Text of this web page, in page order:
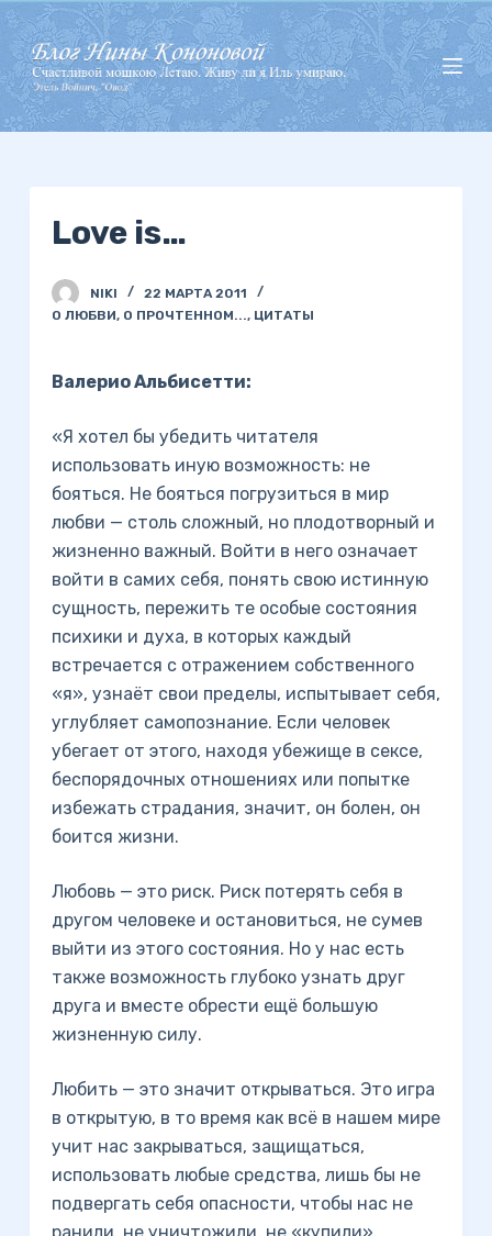
П
е
р
е
й
Love is…
NIKI
22 МАРТА 2011
О ЛЮБВИ, О ПРОЧТЕННОМ..., ЦИТАТЫ
Валерио Альбисетти:
«Я хотел бы убедить читателя
использовать иную возможность: не
бояться. Не бояться погрузиться в мир
любви — столь сложный, но плодотворный и
жизненно важный. Войти в него означает
войти в самих себя, понять свою истинную
сущность, пережить те особые состояния
психики и духа, в которых каждый
встречается с отражением собственного
«я», узнаёт свои пределы, испытывает себя,
углубляет самопознание. Если человек
убегает от этого, находя убежище в сексе,
беспорядочных отношениях или попытке
избежать страдания, значит, он болен, он
боится жизни.
Любовь — это риск. Риск потерять себя в
другом человеке и остановиться, не сумев
выйти из этого состояния. Но у нас есть
также возможность глубоко узнать друг
друга и вместе обрести ещё большую
жизненную силу.
Любить — это значит открываться. Это игра
в открытую, в то время как всё в нашем мире
учит нас закрываться, защищаться,
использовать любые средства, лишь бы не
подвергать себя опасности, чтобы нас не